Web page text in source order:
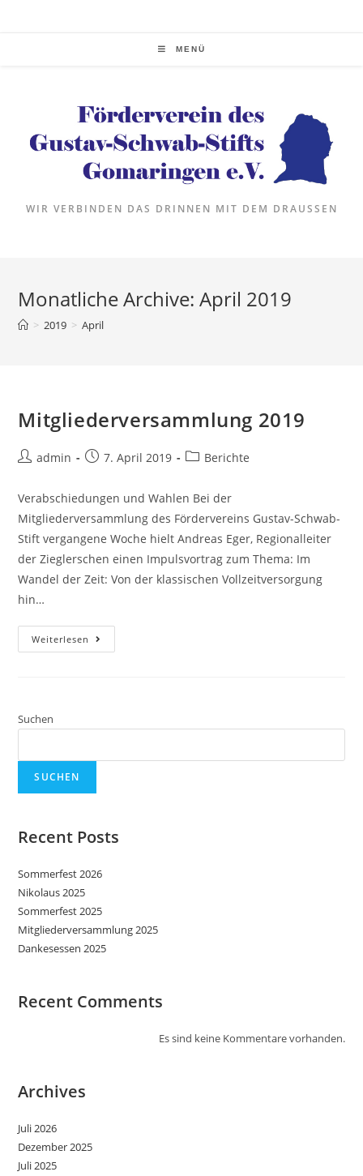
MENÜ
WIR VERBINDEN DAS DRINNEN MIT DEM DRAUSSEN
Monatliche Archive: April 2019
> 2019 > April
Mitgliederversammlung 2019
Beitrags-
admin
Beitrag7. April 2019
Beitrags-
Berichte
Verabschiedungen und Wahlen Bei der
Mitgliederversammlung des Fördervereins Gustav-Schwab-
Stift vergangene Woche hielt Andreas Eger, Regionalleiter
der Zieglerschen einen Impulsvortrag zum Thema: Im
Wandel der Zeit: Von der klassischen Vollzeitversorgung
hin…
Weiterlesen Mitgliederversammlung
2019
Suchen
SUCHEN
Recent Posts
Sommerfest 2026
Nikolaus 2025
Sommerfest 2025
Mitgliederversammlung 2025
Dankesessen 2025
Recent Comments
Es sind keine Kommentare vorhanden.
Archives
Juli 2026
Dezember 2025
Juli 2025